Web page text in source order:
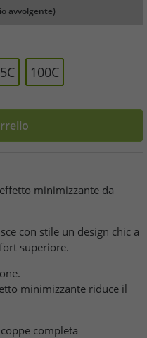
avvolgente)
100C
minimizzante da
con stile un design chic a
superiore.
minimizzante riduce il
completa